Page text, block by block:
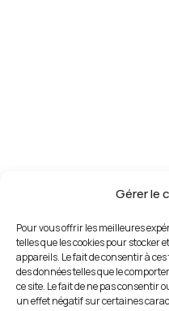
Gérer le
Pour vous offrir les meilleures
telles que les cookies pour stocker
appareils. Le fait de consentir à
des données telles que le
ce site. Le fait de ne pas consentir
un effet négatif sur certaines